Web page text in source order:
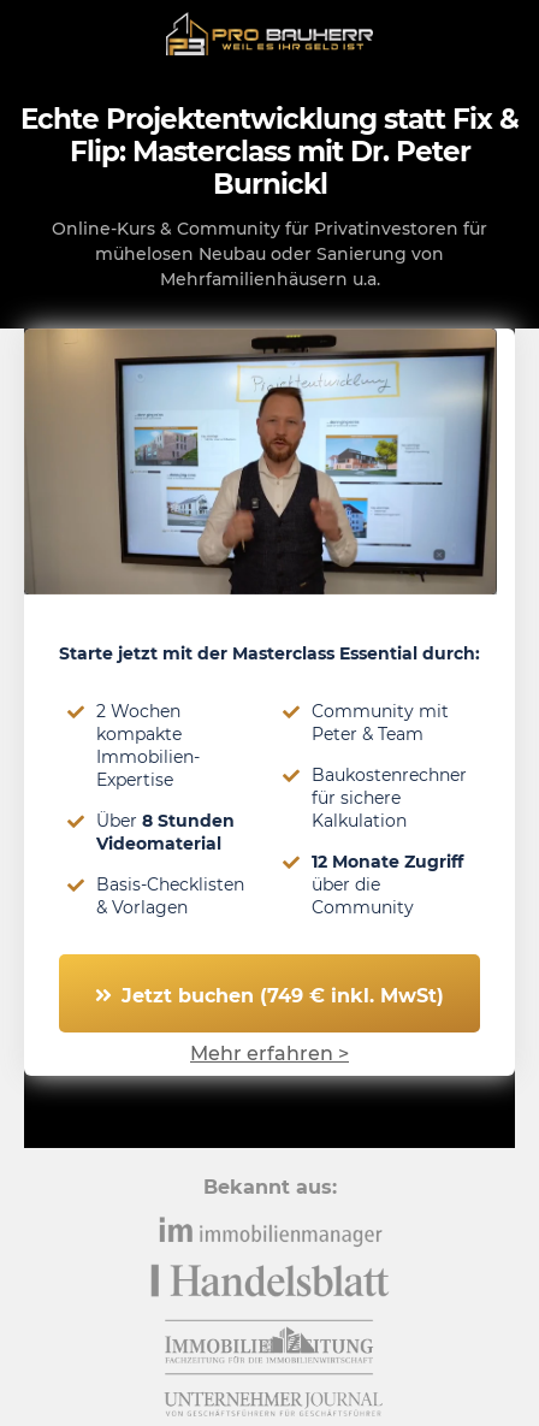
Echte Projektentwicklung statt Fix &
Flip: Masterclass mit Dr. Peter
Burnickl
Online-Kurs & Community für Privatinvestoren für
mühelosen Neubau oder Sanierung von
Mehrfamilienhäusern u.a.
Starte jetzt mit der Masterclass Essential durch:
2 Wochen
kompakte
Immobilien-
Expertise
Über 8 Stunden
Videomaterial
Basis-Checklisten
& Vorlagen
Community mit
Peter & Team
Baukostenrechner
für sichere
Kalkulation
12 Monate Zugriff
über die
Community
Jetzt buchen (749 € inkl. MwSt)
Mehr erfahren >
Bekannt aus: